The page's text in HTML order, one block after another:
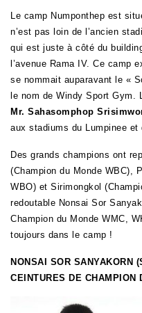
Le camp Numponthep est
n’est pas loin de l’ancien
qui est juste à côté du
l’avenue Rama IV. Ce camp
se nommait auparavant le «
le nom de Windy Sport Gym.
Mr. Sahasomphop
aux stadiums du Lumpinee et
Des grands champions ont
(Champion du Monde WBC),
WBO) et Sirimongkol
redoutable Nonsai Sor
Champion du Monde WMC,
toujours dans le camp !
NONSAI SOR SANYAKORN
CEINTURES DE CHAMPION